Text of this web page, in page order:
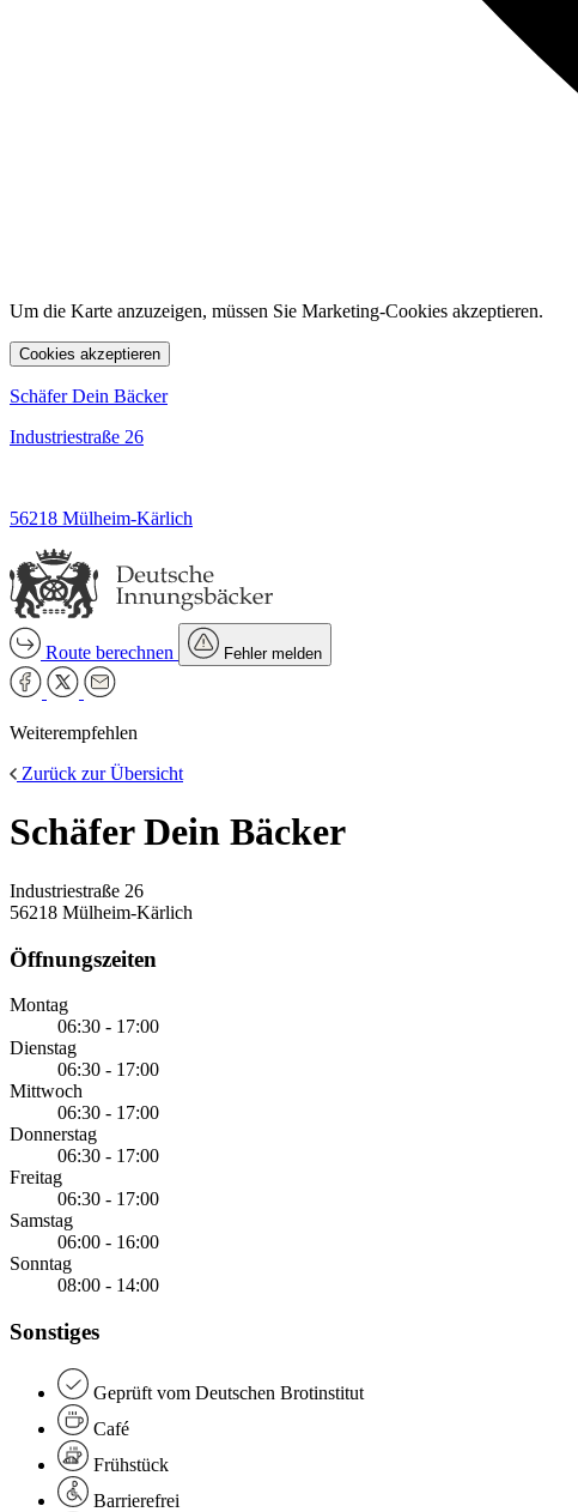
Um die Karte anzuzeigen, müssen Sie Marketing-Cookies akzeptieren.
Cookies akzeptieren
Schäfer Dein Bäcker
Industriestraße 26
56218 Mülheim-Kärlich
Route berechnen Fehler melden
Weiterempfehlen
Zurück zur Übersicht
Schäfer Dein Bäcker
Industriestraße 26
56218 Mülheim-Kärlich
Öffnungszeiten
Montag
06:30 - 17:00
Dienstag
06:30 - 17:00
Mittwoch
06:30 - 17:00
Donnerstag
06:30 - 17:00
Freitag
06:30 - 17:00
Samstag
06:00 - 16:00
Sonntag
08:00 - 14:00
Sonstiges
Geprüft vom Deutschen Brotinstitut
Café
Frühstück
Barrierefrei